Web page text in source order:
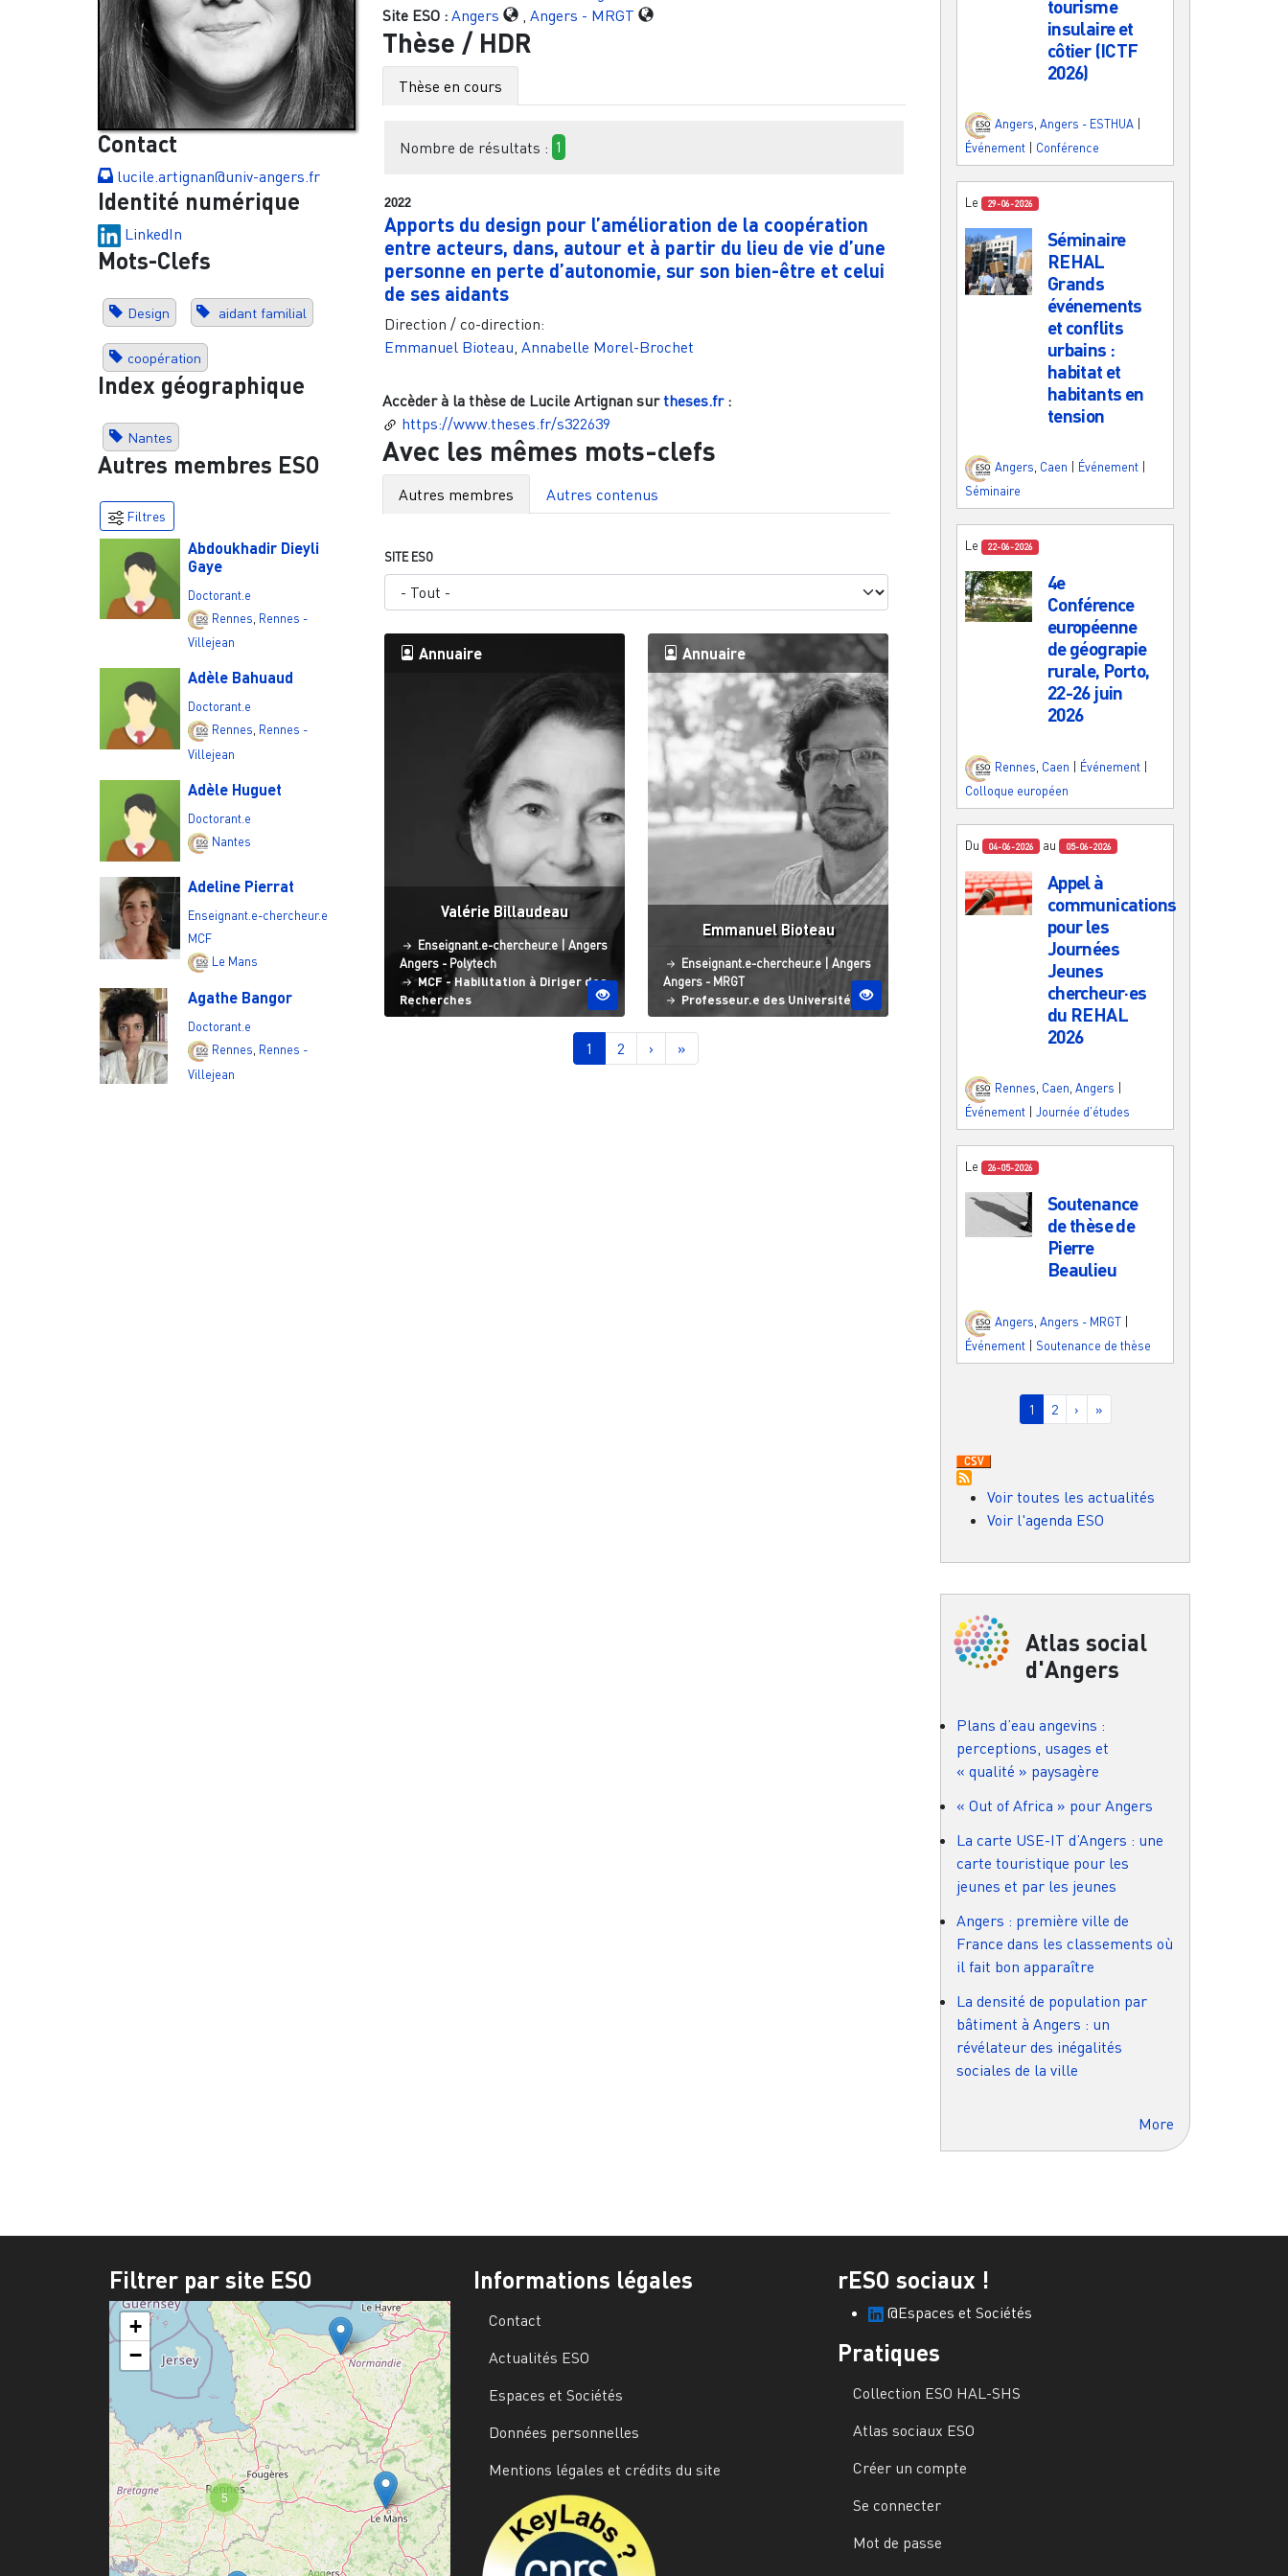
Contact
lucile.artignan@univ-angers.fr
Identité numérique
LinkedIn
Mots-Clefs
Design aidant familial
coopération
Index géographique
Nantes
Autres membres ESO
Filtres
Abdoukhadir Dieyli
Gaye
Doctorant.e
Rennes Rennes -
Villejean
Adèle Bahuaud
Doctorant.e
Rennes, Rennes -
Villejean
Adèle Huguet
Doctorant.e
Nantes
Adeline Pierrat
Enseignant.e-chercheur.e
MCF
Le Mans
Agathe Bangor
Doctorant.e
Rennes, Rennes -
Villejean
Site ESO : Angers , Angers - MRGT
Thèse / HDR
Thèse en cours
Nombre de résultats : 1
2022
Apports du design pour l’amélioration de la coopération
entre acteurs, dans, autour et à partir du lieu de vie d’une
personne en perte d’autonomie, sur son bien-être et celui
de ses aidants
Direction / co-direction:
Emmanuel Bioteau Annabelle Morel-Brochet
Accèder à la thèse de Lucile Artignansurtheses.fr:
https://www.theses.fr/s322639
Avec les mêmes mots-clefs
Autres membres Autres contenus
SITE ESO
Annuaire
Valérie Billaudeau
Statut
Enseignant.e-chercheur.e | Site ESO
Angers
Angers - Polytech
MCF - Habilitation à Diriger des
Recherches
Annuaire
Emmanuel Bioteau
Statut
Enseignant.e-chercheur.e | Site ESO
Angers
Angers - MRGT
Professeur.e des Universités
Page courante
1 Page
2 Page suivante
› Dernière page
»
tourisme
insulaire et
côtier (ICTF
2026)
Angers Angers - ESTHUA
Événement
Conférence
Le 29-06-2026
Séminaire
REHAL
Grands
événements
et conflits
urbains :
habitat et
habitants en
tension
Angers, Caen Événement
Séminaire
Le 22-06-2026
4e
Conférence
européenne
de géograpie
rurale, Porto,
22-26 juin
2026
Rennes Caen Événement
Colloque européen
Du 04-06-2026 au 05-06-2026
Appel à
communications
pour les
Journées
Jeunes
chercheur·es
du REHAL
2026
Rennes, Caen, Angers
Événement
Journée d'études
Le 26-05-2026
Soutenance
de thèse de
Pierre
Beaulieu
Angers Angers - MRGT
Événement | Soutenance de thèse
Pagination
Page courante
1 Page
2 Page suivante
› Dernière page
»
Voir toutes les actualités
Voir l'agenda ESO
Atlas social
d'Angers
Plans d’eau angevins :
perceptions, usages et
« qualité » paysagère
« Out of Africa » pour Angers
La carte USE-IT d’Angers : une
carte touristique pour les
jeunes et par les jeunes
Angers : première ville de
France dans les classements où
il fait bon apparaître
La densité de population par
bâtiment à Angers : un
révélateur des inégalités
sociales de la ville
More
Filtrer par site ESO
5
+
−
Informations légales
Contact
Actualités ESO
Espaces et Sociétés
Données personnelles
Mentions légales et crédits du site
rESO sociaux !
@Espaces et Sociétés
Pratiques
Collection ESO HAL-SHS
Atlas sociaux ESO
Créer un compte
Se connecter
Mot de passe